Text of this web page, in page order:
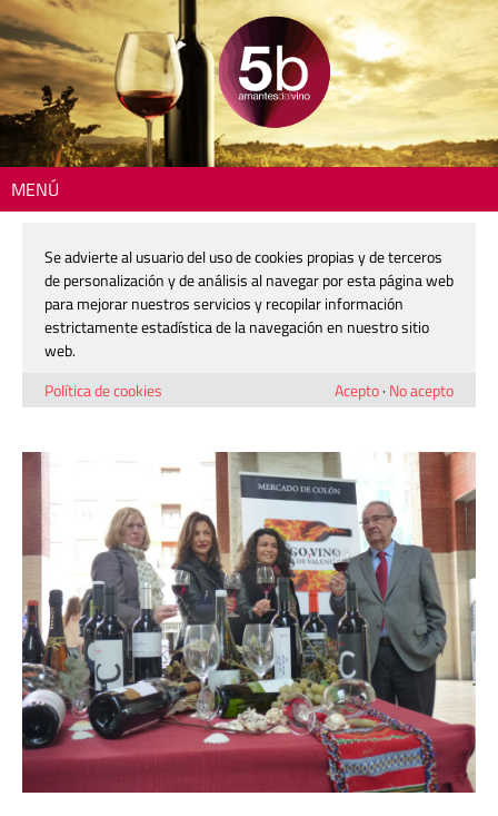
MENÚ
Colón
Fuego y Vino, esencia de Valencia en
el Mercado de Colón
3 marzo, 2015
Se advierte al usuario del uso de cookies propias y de terceros
de personalización y de análisis al navegar por esta página web
para mejorar nuestros servicios y recopilar información
estrictamente estadística de la navegación en nuestro sitio
web.
Política de cookies
Acepto· No acepto